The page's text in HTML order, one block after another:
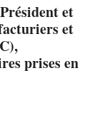
et
et
prises en